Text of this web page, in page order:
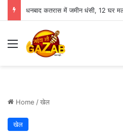
Menu
Home /खेल
खेल